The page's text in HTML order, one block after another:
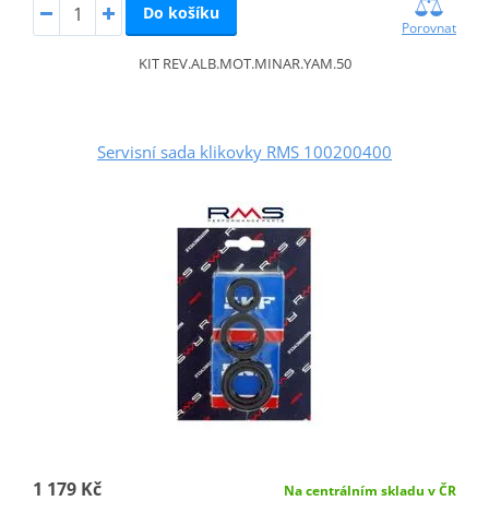
Do košíku
Porovnat
KIT REV.ALB.MOT.MINAR.YAM.50
Servisní sada klikovky RMS 100200400
1 179 Kč Na centrálním skladu v ČR